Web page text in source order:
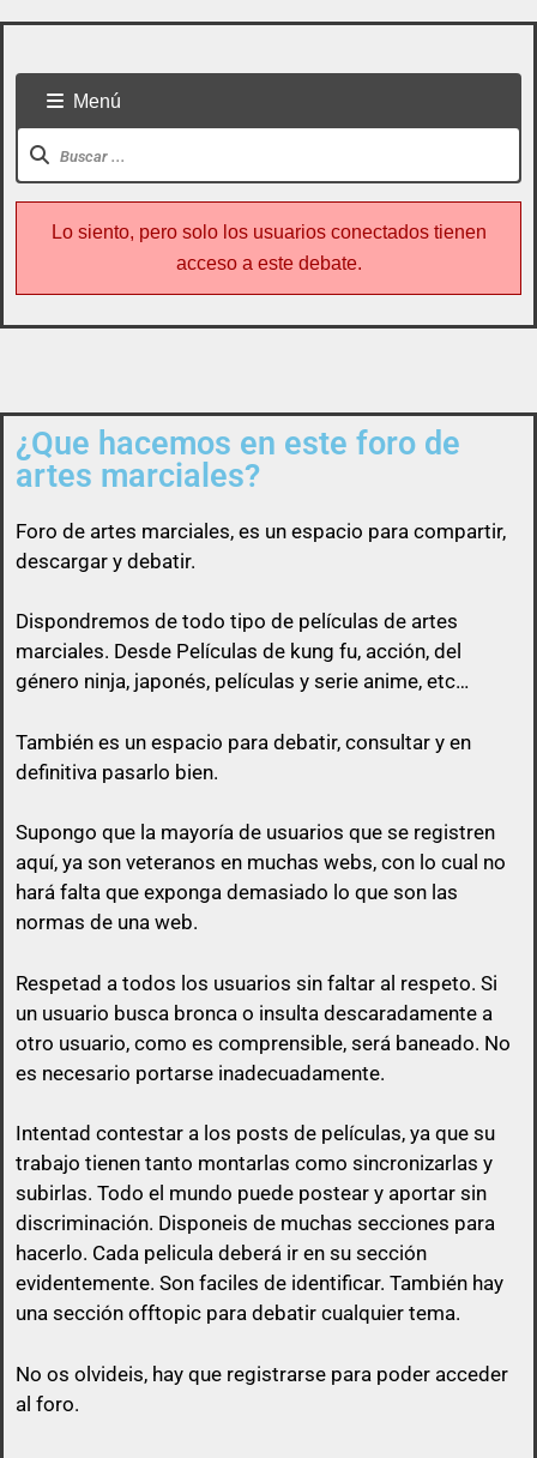
Todo usuario puede colaborar subiendo cualquier
cosa referente a artes marciales
queda prohibido citar en los posts a
vas a responder.
no poner el enlace ni a la vista, ni en spoiler y sólo
pasarlo por privado en el momento que otro
usuario comente en su post con un comentario
decente y relacionado con el mismo post.
No vale un simple «Gracias», no vale «pásame el
enlace», ni nada parecido a mensajes escuetos de
esa índole
Así que un usuario que esconda su enlace, será
libre de pasárselo a quien quiera sin ninguna
obligación
Menú
Lo siento, pero solo los usuarios conectados tienen
acceso a este debate.
¿Que hacemos en este foro de
artes marciales?
Foro de artes marciales, es un espacio para compartir,
descargar y debatir.
Dispondremos de todo tipo de películas de artes
marciales. Desde Películas de kung fu, acción, del
género ninja, japonés, películas y serie anime, etc…
También es un espacio para debatir, consultar y en
definitiva pasarlo bien.
Supongo que la mayoría de usuarios que se registren
aquí, ya son veteranos en muchas webs, con lo cual no
hará falta que exponga demasiado lo que son las
normas de una web.
Respetad a todos los usuarios sin faltar al respeto. Si
un usuario busca bronca o insulta descaradamente a
otro usuario, como es comprensible, será baneado. No
es necesario portarse inadecuadamente.
Intentad contestar a los posts de películas, ya que su
trabajo tienen tanto montarlas como sincronizarlas y
subirlas. Todo el mundo puede postear y aportar sin
discriminación. Disponeis de muchas secciones para
hacerlo. Cada pelicula deberá ir en su sección
evidentemente. Son faciles de identificar. También hay
una sección offtopic para debatir cualquier tema.
No os olvideis, hay que registrarse para poder acceder
al foro.